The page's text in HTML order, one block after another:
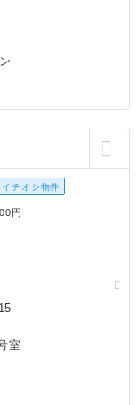
イチオシ物件
円
室